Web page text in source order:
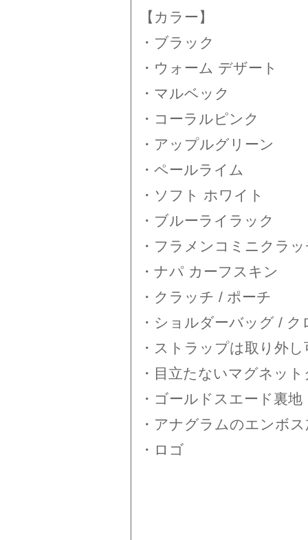
【カラー】
・ブラック
・ウォーム デザート
・マルベック
・コーラルピンク
・アップルグリーン
・ペールライム
・ソフト ホワイト
・ブルーライラック
・フラメンコミニクラ
・ナパ カーフスキン
・クラッチ / ポーチ
・ショルダーバッグ /
・ストラップは取り外
・目立たないマグネッ
・ゴールドスエード裏地
・アナグラムのエンボ
・ロゴ